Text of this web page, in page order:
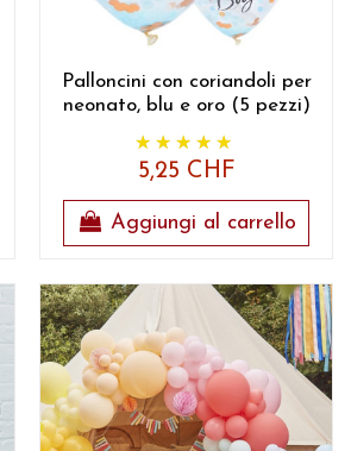
Palloncini con coriandoli per
neonato, blu e oro (5 pezzi)
5,25 CHF
Aggiungi al carrello